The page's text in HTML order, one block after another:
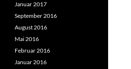
Januar 2017
September 2016
August 2016
Mai 2016
Februar 2016
Januar 2016